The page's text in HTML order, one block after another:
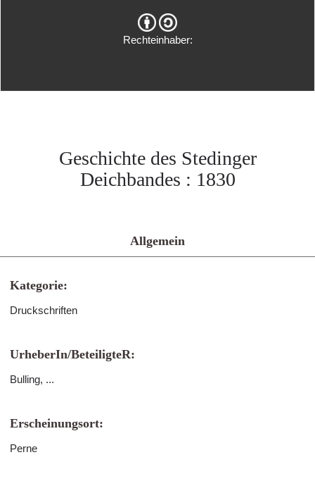
Rechteinhaber:
Geschichte des Stedinger
Deichbandes : 1830
Allgemein
Kategorie:
Druckschriften
UrheberIn/BeteiligteR:
Bulling, ...
Erscheinungsort:
Perne